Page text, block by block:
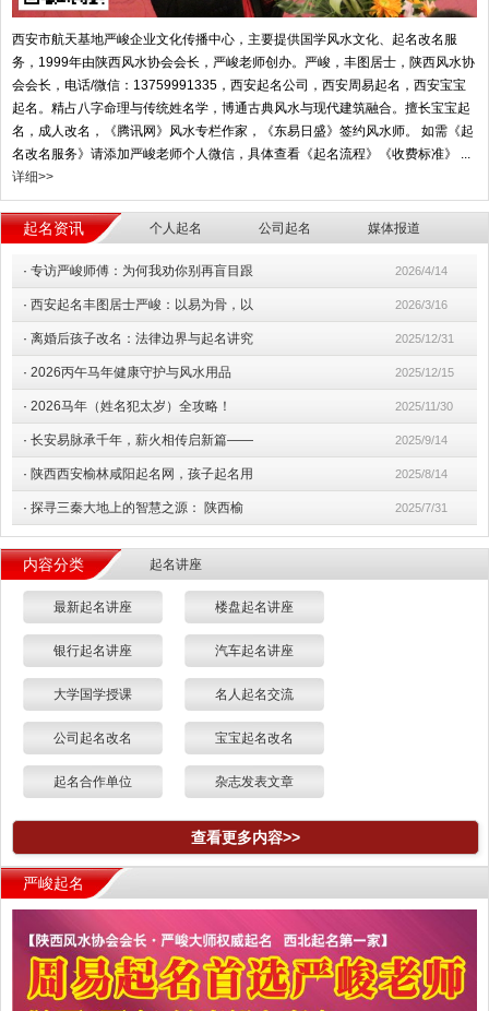
西安市航天基地严峻企业文化传播中心，主要提供国学风水文化、起名改名服
务，1999年由陕西风水协会会长，严峻老师创办。严峻，丰图居士，陕西风水协
会会长，电话/微信：13759991335，西安起名公司，西安周易起名，西安宝宝
起名。精占八字命理与传统姓名学，博通古典风水与现代建筑融合。擅长宝宝起
名，成人改名，《腾讯网》风水专栏作家，《东易日盛》签约风水师。 如需《起
名改名服务》请添加严峻老师个人微信，具体查看《起名流程》《收费标准》 ...
详细>>
起名资讯 个人起名 公司起名 媒体报道
· 专访严峻师傅：为何我劝你别再盲目跟 2026/4/14
· 西安起名丰图居士严峻：以易为骨，以 2026/3/16
· 离婚后孩子改名：法律边界与起名讲究 2025/12/31
· 2026丙午马年健康守护与风水用品 2025/12/15
· 2026马年（姓名犯太岁）全攻略！ 2025/11/30
· 长安易脉承千年，薪火相传启新篇—— 2025/9/14
· 陕西西安榆林咸阳起名网，孩子起名用 2025/8/14
· 探寻三秦大地上的智慧之源： 陕西榆 2025/7/31
内容分类 起名讲座
最新起名讲座 楼盘起名讲座
银行起名讲座 汽车起名讲座
大学国学授课 名人起名交流
公司起名改名 宝宝起名改名
起名合作单位 杂志发表文章
查看更多内容>>
严峻起名